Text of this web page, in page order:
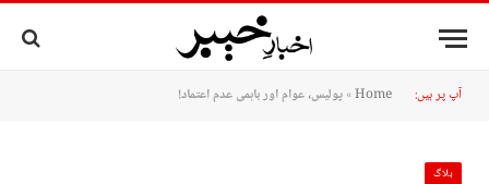
آپ پر ہیں: Home
»پولیس، عوام اور باہمی عدم اعتماد!
بلاگ